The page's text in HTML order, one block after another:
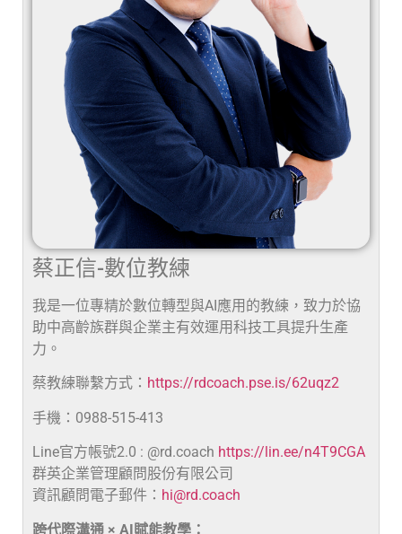
蔡正信-數位教練
我是一位專精於數位轉型與AI應用的教練，致力於協
助中高齡族群與企業主有效運用科技工具提升生產
力。
蔡教練聯繫方式： https://rdcoach.pse.is/62uqz2
手機：0988-515-413
Line官方帳號2.0 : @rd.coach https://lin.ee/n4T9CGA
群英企業管理顧問股份有限公司
資訊顧問電子郵件： hi@rd.coach
跨代際溝通 × AI賦能教學：